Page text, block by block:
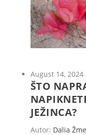
August 14, 2024
ŠTO
JEŽINCA?
Autor: Dalia